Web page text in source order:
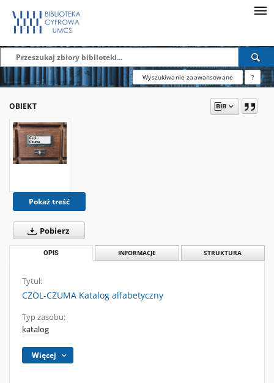
Wyszukiwanie zaawansowane ?
OBIEKT
Pokaż treść
Pobierz
OPIS INFORMACJE STRUKTURA
Tytuł:
CZOL-CZUMA Katalog alfabetyczny
Typ zasobu:
katalog
Więcej